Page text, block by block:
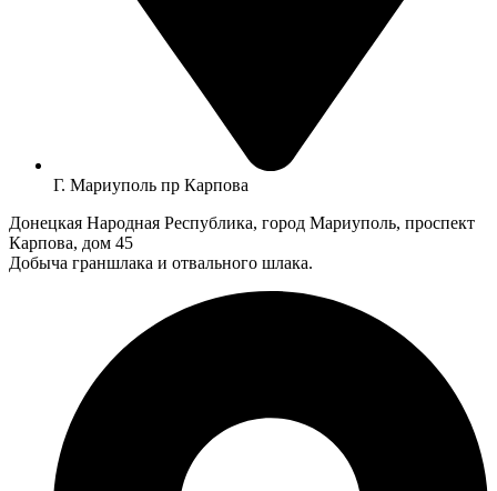
Г. Мариуполь пр Карпова
Донецкая Народная Республика, город Мариуполь, проспект
Карпова, дом 45
Добыча граншлака и отвального шлака.